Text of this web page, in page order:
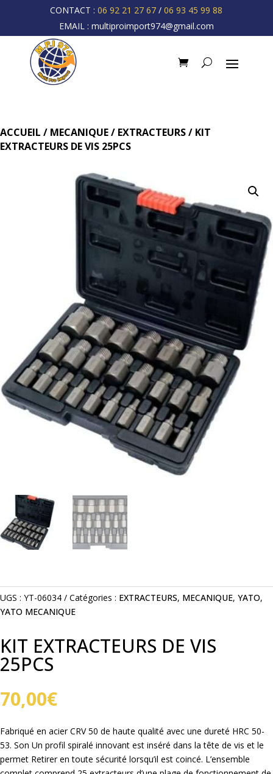
CONTACT :06 92 21 27 67 /06 93 45 99 88
EMAIL : multiproimport974@gmail.com
ACCUEIL / MECANIQUE/ EXTRACTEURS/ KIT
EXTRACTEURS DE VIS 25PCS
UGS : YT-06034 Catégories : EXTRACTEURS, MECANIQUE, YATO,
YATO MECANIQUE
KIT EXTRACTEURS DE VIS
25PCS
70,00€
Fabriqué en acier CRV 50 de haute qualité avec une dureté HRC 50-
53. Son Un profil spiralé innovant est inséré dans la tête de vis et le
permet Retirer en toute sécurité lorsqu’il est coincé. L’ensemble